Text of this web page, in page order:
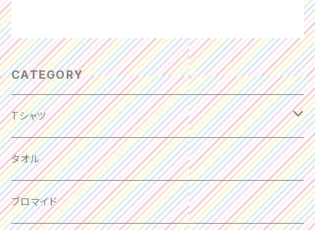
CATEGORY
Tシャツ
箱推し
大場はるか
タオル
ブロマイド